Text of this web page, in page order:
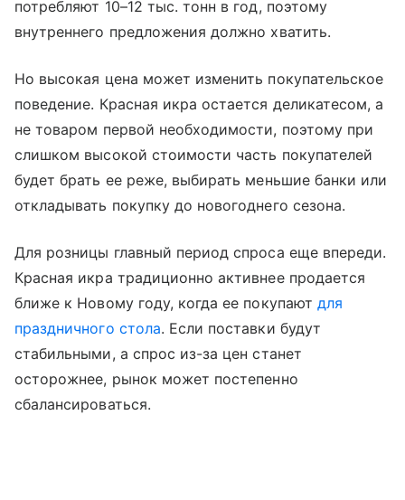
потребляют 10–12 тыс. тонн в год, поэтому
внутреннего предложения должно хватить.
Но высокая цена может изменить покупательское
поведение. Красная икра остается деликатесом, а
не товаром первой необходимости, поэтому при
слишком высокой стоимости часть покупателей
будет брать ее реже, выбирать меньшие банки или
откладывать покупку до новогоднего сезона.
Для розницы главный период спроса еще впереди.
Красная икра традиционно активнее продается
ближе к Новому году, когда ее покупают для
праздничного стола. Если поставки будут
стабильными, а спрос из-за цен станет
осторожнее, рынок может постепенно
сбалансироваться.